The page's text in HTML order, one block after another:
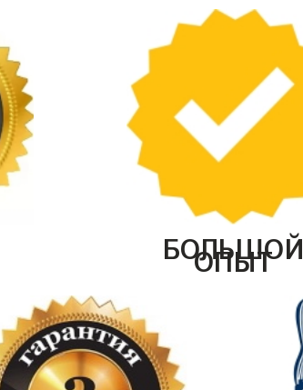
БОЛЬШОЙ
ОПЫТ